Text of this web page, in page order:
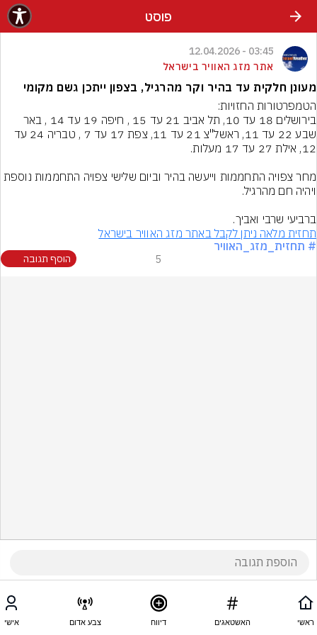
פוסט
03:45 - 12.04.2026
אתר מזג האוויר בישראל
מעונן חלקית עד בהיר וקר מהרגיל, בצפון ייתכן גשם מקומי
ברביעי שרבי ואביך.
תחזית מלאה ניתן לקבל באתר מזג האוויר בישראל
# תחזית_מזג_האוויר
5 הוסף תגובה
ראשי האשטאגים דיווח צבע אדום אישי